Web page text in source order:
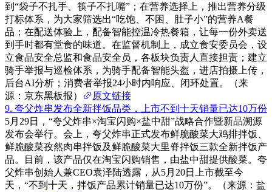
到“袋子不扎手、筷子不扎嘴”；在营养选择上，推出营养分级
打标体系，为大家筛选出“吃饱、不困、肚子小”的营养A餐
品；在配送体验上，配备智能控温冷热餐箱，让每一份外卖送
到手时都有堂食的味道。在监督机制上，成立食安委员会，设
立食品安全总监和食品安全员，各板块负责人直接担责；建立
骑手举报与巡检体系，为骑手配备智能头盔，进店拍摄上传，
后台AI分析；消费者举报24小时内响应、闭环处置。（来
源：京东黑板报）
原文链接
9. 夸父炸串发布全新拌饭品类，上市不到十天销量已达10万份
5月29日，“夸父炸串×淘宝闪购×盐中甜”战略合作暨新品溯源
发布会举行。会上，夸父炸串正式发布鲜脆酸菜大鸡排拌饭、
鲜脆酸菜孜然肉串拌饭及鲜脆酸菜大里脊拌饭三款全新拌饭产
品。目前，该产品仅在淘宝闪购销售，由盐中甜提供酸菜。夸
父炸串创始人兼CEO袁泽陆透露，从5月20日上市截至今
天，“不到十天，拌饭产品累计销量已达10万份”。（来源：盐